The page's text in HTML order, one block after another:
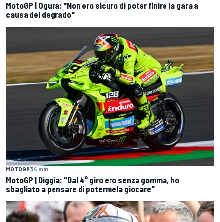
MotoGP | Ogura: "Non ero sicuro di poter finire la gara a
causa del degrado"
MOTOGP34 min
MotoGP | Diggia: "Dal 4° giro ero senza gomma, ho
sbagliato a pensare di potermela giocare"